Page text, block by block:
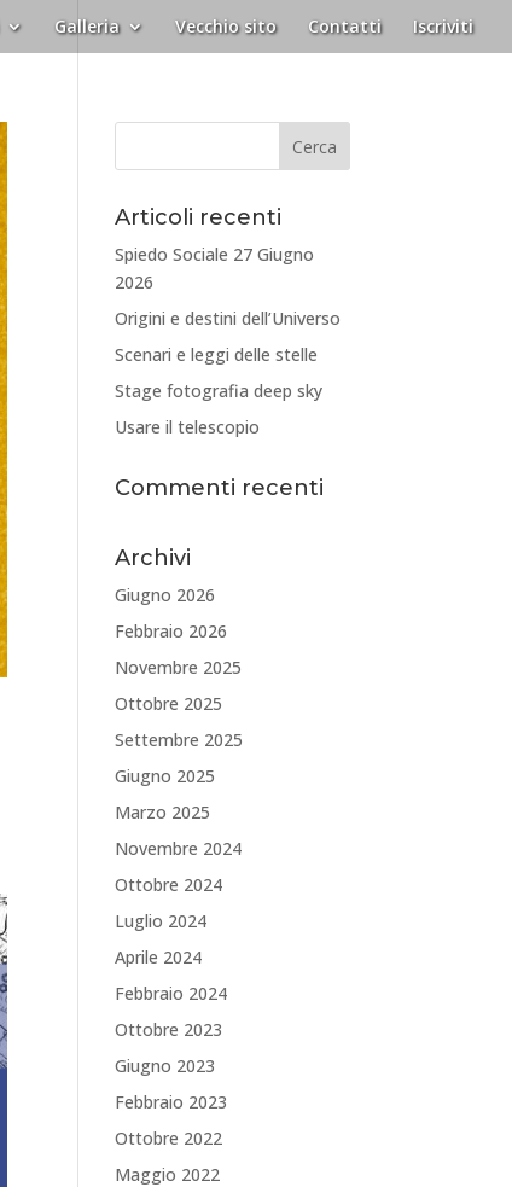
Galleria Vecchio sito Contatti Iscriviti
Articoli recenti
Spiedo Sociale 27 Giugno
2026
Origini e destini dell’Universo
Scenari e leggi delle stelle
Stage fotografia deep sky
Usare il telescopio
Commenti recenti
Archivi
Giugno 2026
Febbraio 2026
Novembre 2025
Ottobre 2025
Settembre 2025
Giugno 2025
Marzo 2025
Novembre 2024
Ottobre 2024
Luglio 2024
Aprile 2024
Febbraio 2024
Ottobre 2023
Giugno 2023
Febbraio 2023
Ottobre 2022
Maggio 2022